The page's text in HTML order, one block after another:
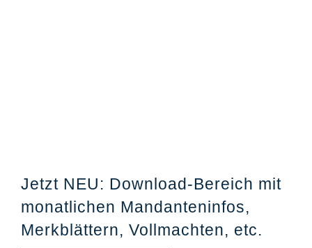
Jetzt NEU: Download-Bereich mit
monatlichen Mandanteninfos,
Merkblättern, Vollmachten, etc.